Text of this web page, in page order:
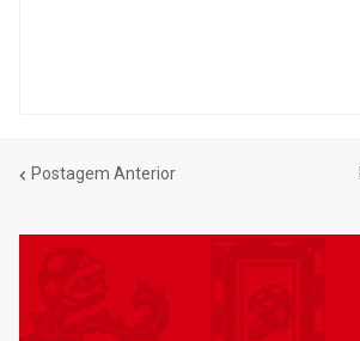
Postagem Anterior